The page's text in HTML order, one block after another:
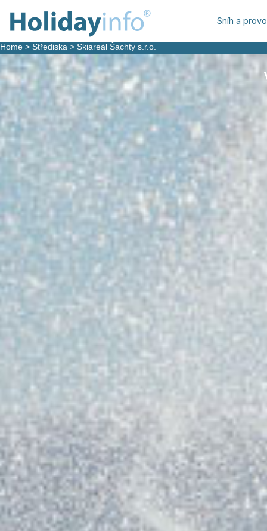
Sníh a
Home > Střediska > Skiareál Šachty s.r.o.